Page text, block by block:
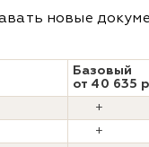
новые
Базовый
от 40 635
+
+